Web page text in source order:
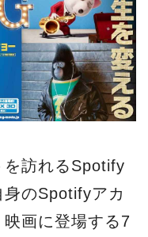
を訪れるSpotify
のSpotifyアカ
画に登場する7